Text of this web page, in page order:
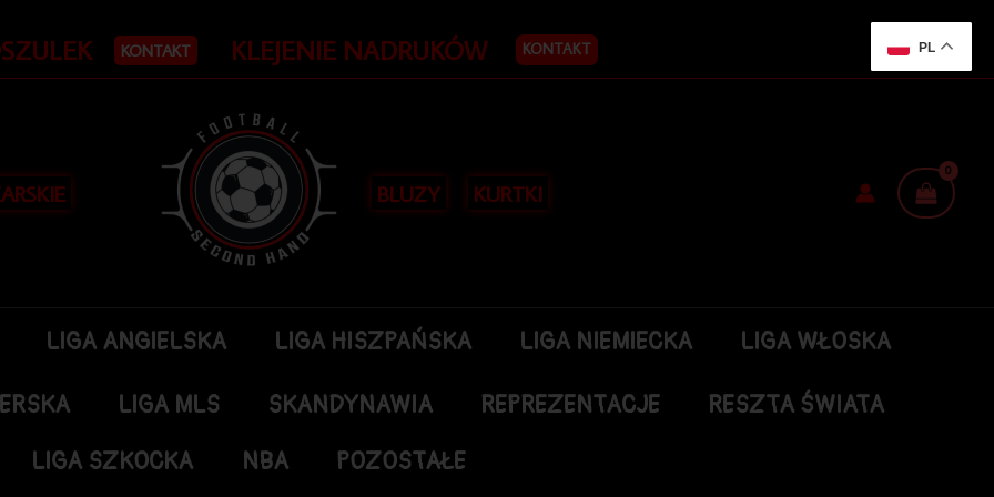
KONTAKT KLEJENIE NADRUKÓW KONTAKT
BLUZY KURTKI
LIGA ANGIELSKA LIGA HISZPAŃSKA LIGA NIEMIECKA LIGA WŁOSKA
LIGA MLS SKANDYNAWIA REPREZENTACJE
RESZTA ŚWIATA
LIGA SZKOCKA
NBA POZOSTAŁE
PL